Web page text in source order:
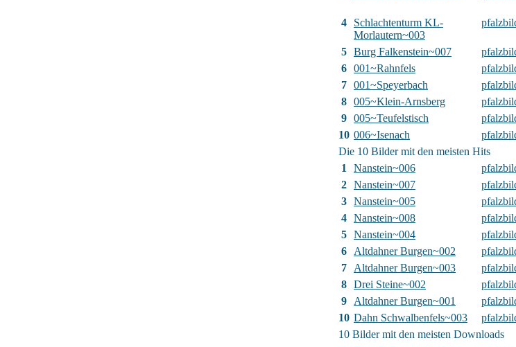
4
Schlachtenturm KL-
Morlautern~003
5 Burg Falkenstein~007
6 001~Rahnfels
7 001~Speyerbach
8 005~Klein-Arnsberg
9 005~Teufelstisch
10 006~Isenach
Die 10 Bilder mit den meisten Hits
1
Nanstein~006
2 Nanstein~007
3 Nanstein~005
4 Nanstein~008
5 Nanstein~004
6
Altdahner Burgen~002
7
Altdahner Burgen~003
8 Drei Steine~002
9
Altdahner Burgen~001
10 Dahn Schwalbenfels~003
10 Bilder mit den meisten Downloads